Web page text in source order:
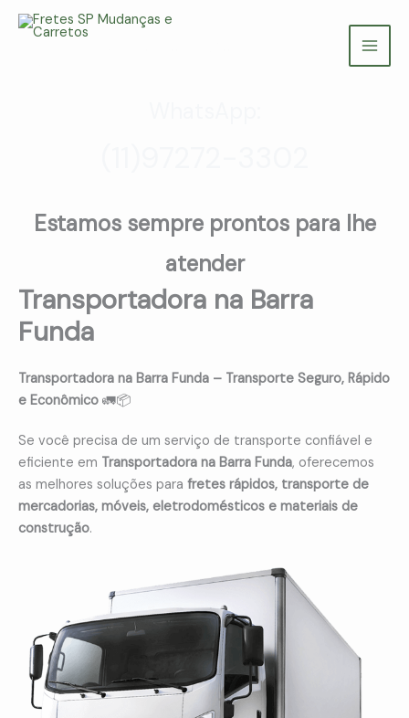
para
Estamos sempre prontos para lhe
atender
Transportadora na Barra
Funda
Transportadora na Barra Funda – Transporte Seguro, Rápido
e Econômico 🚛📦
Se você precisa de um serviço de transporte confiável e
eficiente em Transportadora na Barra Funda, oferecemos
as melhores soluções para fretes rápidos, transporte de
mercadorias, móveis, eletrodomésticos e materiais de
construção.